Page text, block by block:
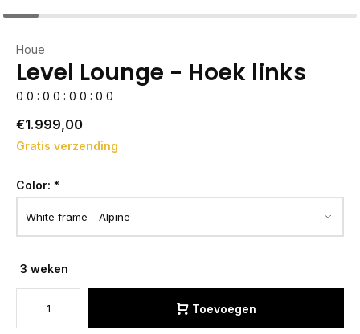
Houe
Level Lounge - Hoek links
0 0 : 0 0 : 0 0 : 0 0
€1.999,00
Gratis verzending
Color: *
3 weken
Toevoegen